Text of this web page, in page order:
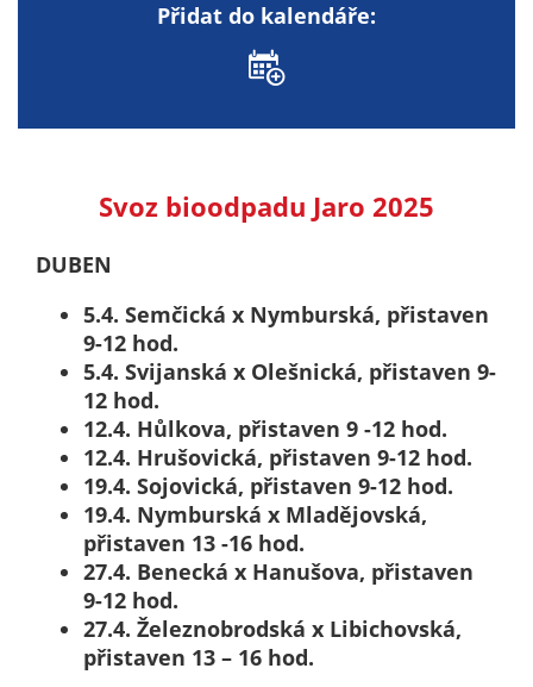
Přidat do kalendáře:
Svoz bioodpadu Jaro 2025
DUBEN
5.4. Semčická x Nymburská, přistaven
9-12 hod.
5.4. Svijanská x Olešnická, přistaven 9-
12 hod.
12.4. Hůlkova, přistaven 9 -12 hod.
12.4. Hrušovická, přistaven 9-12 hod.
19.4. Sojovická, přistaven 9-12 hod.
19.4. Nymburská x Mladějovská,
přistaven 13 -16 hod.
27.4. Benecká x Hanušova, přistaven
9-12 hod.
27.4. Železnobrodská x Libichovská,
přistaven 13 – 16 hod.
nabízí.
technických
tohoto důvodu
nemohou být
individuálně
deaktivovány
nebo
Analytické
cookies
Analytické
cookies nám
umožňují
měření
výkonu